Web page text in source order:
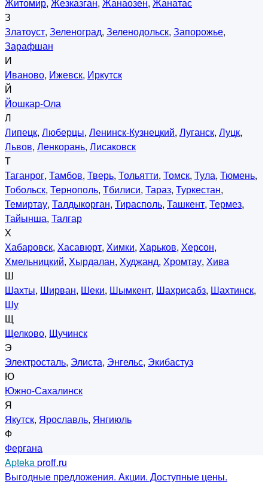
З
Златоуст, Зеленоград, Зеленодольск, Запорожье,
Зарафшан
И
Иваново, Ижевск, Иркутск
Й
Йошкар-Ола
Л
Липецк, Люберцы, Ленинск-Кузнецкий, Луганск, Луцк,
Львов, Ленкорань, Лисаковск
Т
Таганрог, Тамбов, Тверь, Тольятти, Томск, Тула, Тюмень,
Тобольск, Тернополь, Тбилиси, Тараз, Туркестан,
Темиртау, Талдыкорган, Тирасполь, Ташкент, Термез,
Тайынша, Талгар
Х
Хабаровск, Хасавюрт, Химки, Харьков, Херсон,
Хмельницкий, Хырдалан, Худжанд, Хромтау, Хива
Ш
Шахты, Ширван, Шеки, Шымкент, Шахрисабз, Шахтинск,
Шу
Щ
Щелково, Щучинск
Э
Электросталь, Элиста, Энгельс, Экибастуз
Ю
Южно-Сахалинск
Я
Якутск, Ярославль, Янгиюль
Ф
Фергана
Aptekaproff.ru
Выгодные предложения. Акции. Доступные цены.